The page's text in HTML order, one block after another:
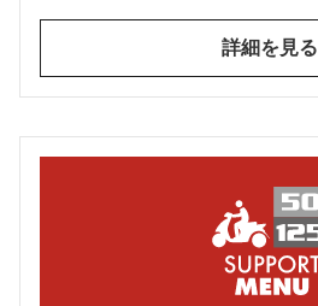
詳細を見る